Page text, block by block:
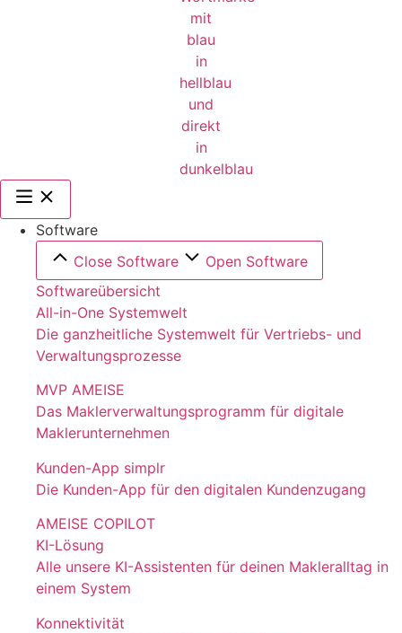
Software
Close Software
Open Software
Softwareübersicht
All-in-One Systemwelt
Die ganzheitliche Systemwelt für Vertriebs- und
Verwaltungsprozesse
MVP AMEISE
Das Maklerverwaltungsprogramm für digitale
Maklerunternehmen
Kunden-App simplr
Die Kunden-App für den digitalen Kundenzugang
AMEISE COPILOT
KI-Lösung
Alle unsere KI-Assistenten für deinen Makleralltag in
einem System
Konnektivität